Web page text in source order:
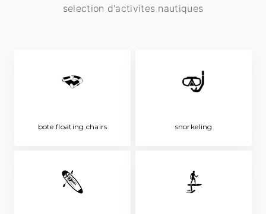
selection d'activites nautiques
bote floating chairs snorkeling